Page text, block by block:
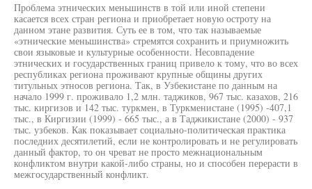
Проблема этнических меньшинств в той или иной степени
касается всех стран региона и приобретает новую остроту на
данном этане развития. Суть ее в том, что так называемые
«этнические меньшинства» стремятся сохранить и приумножить
свои языковые и культурные особенности. Несовпадение
этнических и государственных границ привело к тому, что во всех
республиках региона проживают крупные общины других
титульных этносов региона. Так, в Узбекистане по данным на
начало 1999 г. проживало 1,2 млн. таджиков, 967 тыс. казахов, 216
тыс. киргизов и 142 тыс. туркмен, в Туркменистане (1995) -407,1
тыс., в Киргизии (1999) - 665 тыс., а в Таджикистане (2000) - 937
тыс. узбеков. Как показывает социально-политическая практика
последних десятилетий, если не контролировать и не регулировать
данный фактор, то он чреват не просто межнациональным
конфликтом внутри какой-либо страны, но и способен перерасти в
межгосударственный конфликт.